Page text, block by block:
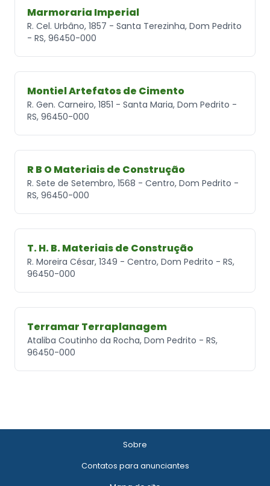
Marmoraria Imperial
R. Cel. Urbâno, 1857 - Santa Terezinha, Dom Pedrito
- RS, 96450-000
Montiel Artefatos de Cimento
R. Gen. Carneiro, 1851 - Santa Maria, Dom Pedrito -
RS, 96450-000
R B O Materiais de Construção
R. Sete de Setembro, 1568 - Centro, Dom Pedrito -
RS, 96450-000
T. H. B. Materiais de Construção
R. Moreira César, 1349 - Centro, Dom Pedrito - RS,
96450-000
Terramar Terraplanagem
Ataliba Coutinho da Rocha, Dom Pedrito - RS,
96450-000
Sobre
Contatos para anunciantes